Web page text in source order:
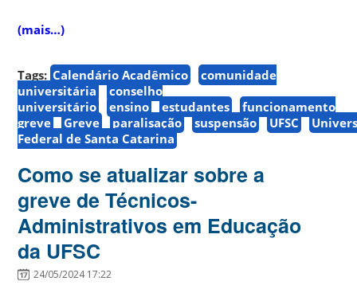
(mais…)
Tags: Calendário Acadêmico
comunidade
universitária
conselho
universitário
ensino estudantes
funcionamento
greve
Greve paralisação suspensão UFSC
Federal de Santa Catarina
Como se atualizar sobre a
greve de Técnicos-
Administrativos em Educação
da UFSC
24/05/2024 17:22